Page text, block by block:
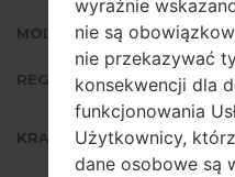
MODEM/CP WERSJA
REGION
KRAJ
wyraźnie
nie są
nie przekazywać
konsekwencji dla
funkcjonowania
Użytkownicy,
dane osobowe są